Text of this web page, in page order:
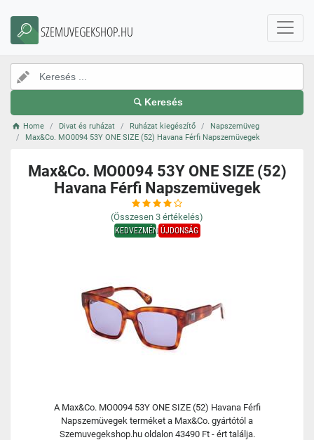
SZEMUVEGEKSHOP.HU
Keresés
Home Divat és ruházat Ruházat kiegészítő
Napszemüveg
Max&Co. MO0094 53Y ONE SIZE (52) Havana Férfi Napszemüvegek
Max&Co. MO0094 53Y ONE SIZE (52)
Havana Férfi Napszemüvegek
(Összesen 3 értékelés)
KEDVEZMÉNYÚJDONSÁG
A Max&Co. MO0094 53Y ONE SIZE (52) Havana Férfi
Napszemüvegek terméket a Max&Co. gyártótól a
Szemuvegekshop.hu oldalon 43490 Ft - ért találja.